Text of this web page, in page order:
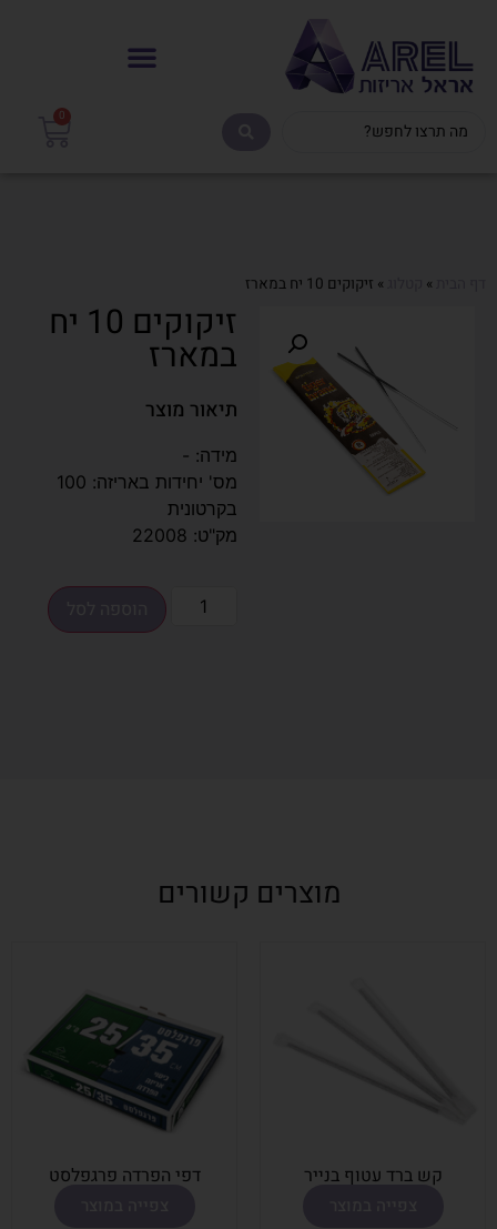
0
»
» זיקוקים 10 יח במארז
זיקוקים 10 יח
במארז
תיאור מוצר
מידה: -
מס' יחידות באריזה: 100
בקרטונית
מק"ט: 22008
מוצרים קשורים
קש ברד עטוף בנײר דפי הפרדה פרגפלסט